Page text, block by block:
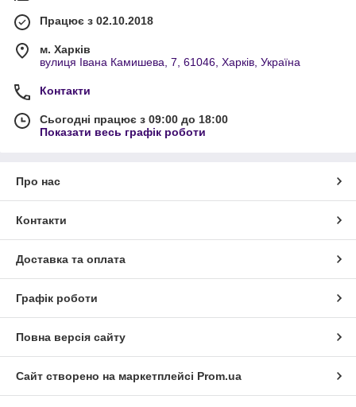
Працює з 02.10.2018
м. Харків
вулиця Івана Камишева, 7, 61046, Харків, Україна
Контакти
Сьогодні працює з 09:00 до 18:00
Показати весь графік роботи
Про нас
Контакти
Доставка та оплата
Графік роботи
Повна версія сайту
Сайт створено на маркетплейсі Prom.ua